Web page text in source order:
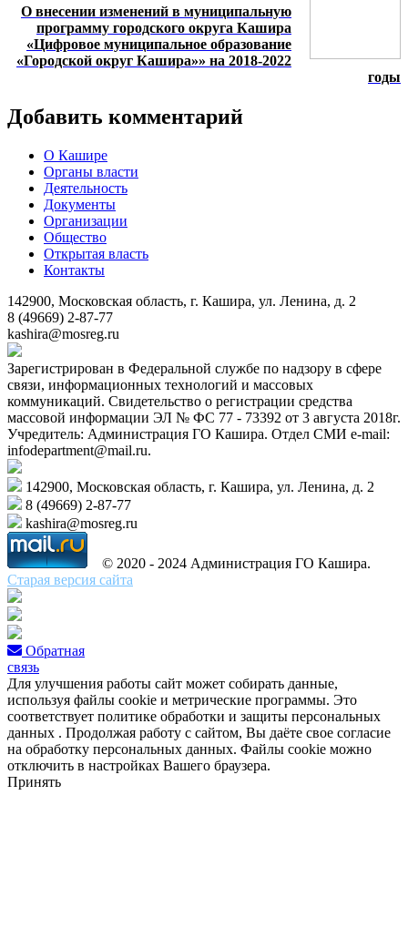
О внесении изменений в муниципальную
программу городского округа Кашира
«Цифровое муниципальное образование
«Городской округ Кашира»» на 2018-2022
годы
Добавить комментарий
О Кашире
Органы власти
Деятельность
Документы
Организации
Общество
Открытая власть
Контакты
142900, Московская область, г. Кашира, ул. Ленина, д. 2
8 (49669) 2-87-77
kashira@mosreg.ru
Зарегистрирован в Федеральной службе по надзору в сфере
связи, информационных технологий и массовых
коммуникаций. Свидетельство о регистрации средства
массовой информации ЭЛ № ФС 77 - 73392 от 3 августа 2018г.
Учредитель: Администрация ГО Кашира. Отдел СМИ e-mail:
infodepartment@mail.ru.
142900, Московская область, г. Кашира, ул. Ленина, д. 2
8 (49669) 2-87-77
kashira@mosreg.ru
© 2020 - 2024 Администрация ГО Кашира.
Старая версия сайта
Обратная
связь
Для улучшения работы сайт может собирать данные,
используя файлы cookie и метрические программы. Это
соответствует политике обработки и защиты персональных
данных . Продолжая работу с сайтом, Вы даёте свое согласие
на обработку персональных данных. Файлы cookie можно
отключить в настройках Вашего браузера.
Принять